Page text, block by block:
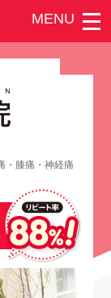
・膝痛・神経痛